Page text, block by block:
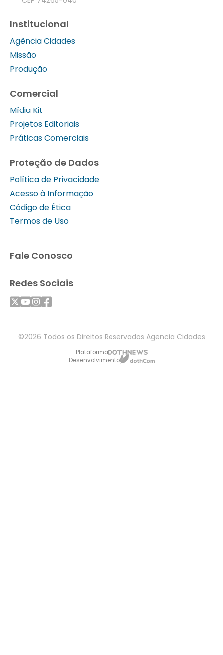
Institucional
Agência Cidades
Missão
Produção
Comercial
Mídia Kit
Projetos Editoriais
Práticas Comerciais
Proteção de Dados
Política de Privacidade
Acesso à Informação
Código de Ética
Termos de Uso
Fale Conosco
Redes Sociais
©2026 Todos os Direitos Reservados Agencia Cidades
Plataforma
Desenvolvimento